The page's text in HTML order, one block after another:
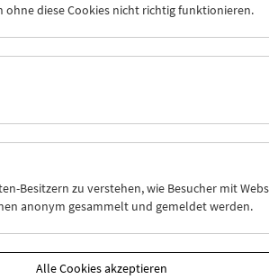
Filmmuseum hat für Sie vom 14. bis 23.
und suchen Sie sich in Ruhe die passende
ohne diese Cookies nicht richtig funktionieren.
Besitzern zu verstehen, wie Besucher mit
anonym gesammelt und gemeldet werden.
Alle Cookies akzeptieren